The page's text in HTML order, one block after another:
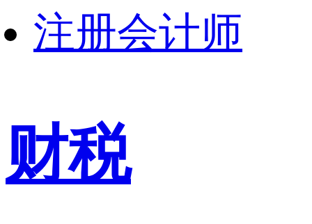
注册会计师
财税